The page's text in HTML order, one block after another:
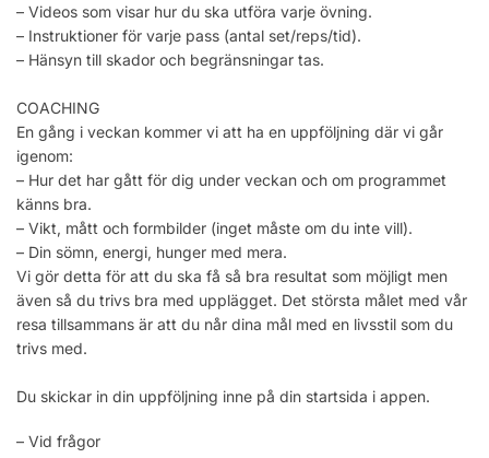
– Videos som visar hur du ska utföra varje övning.
– Instruktioner för varje pass (antal set/reps/tid).
– Hänsyn till skador och begränsningar tas.
COACHING
En gång i veckan kommer vi att ha en uppföljning där vi går
igenom:
– Hur det har gått för dig under veckan och om programmet
känns bra.
– Vikt, mått och formbilder (inget måste om du inte vill).
– Din sömn, energi, hunger med mera.
Vi gör detta för att du ska få så bra resultat som möjligt men
även så du trivs bra med upplägget. Det största målet med vår
resa tillsammans är att du når dina mål med en livsstil som du
trivs med.
Du skickar in din uppföljning inne på din startsida i appen.
– Vid frågor